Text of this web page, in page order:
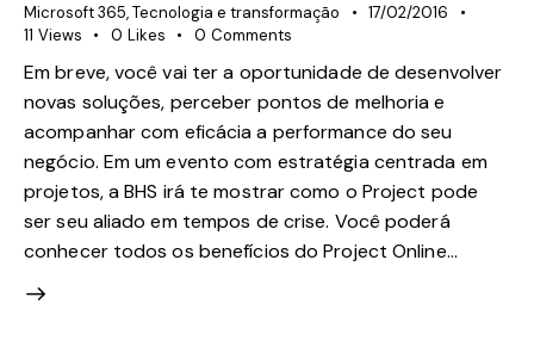
Microsoft 365,Tecnologia e transformação
17/02/2016
11 Views 0 Likes 0 Comments
Em breve, você vai ter a oportunidade de desenvolver
novas soluções, perceber pontos de melhoria e
acompanhar com eficácia a performance do seu
negócio. Em um evento com estratégia centrada em
projetos, a BHS irá te mostrar como o Project pode
ser seu aliado em tempos de crise. Você poderá
conhecer todos os benefícios do Project Online…